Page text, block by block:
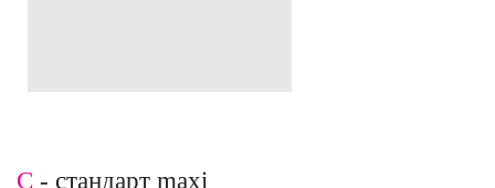
C - стандарт maxi